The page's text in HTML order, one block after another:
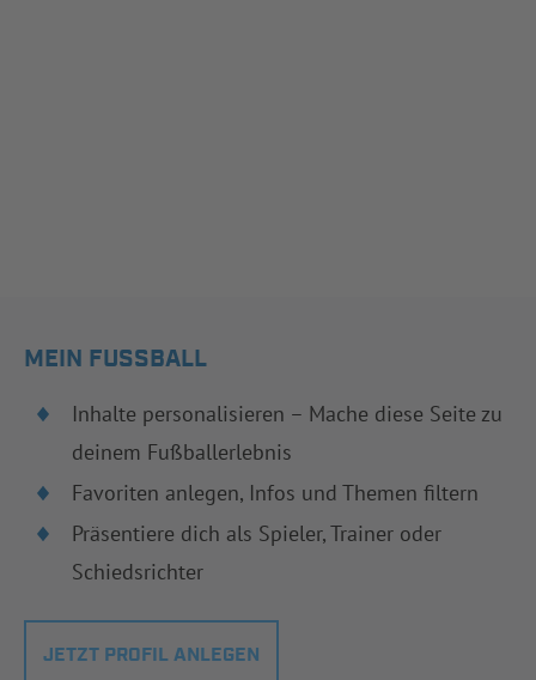
MEIN FUSSBALL
Inhalte personalisieren – Mache diese Seite zu
deinem Fußballerlebnis
Favoriten anlegen, Infos und Themen filtern
Präsentiere dich als Spieler, Trainer oder
Schiedsrichter
JETZT PROFIL ANLEGEN